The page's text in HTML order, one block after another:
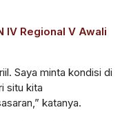
IV Regional V Awali
riil. Saya minta kondisi di
situ kita
,” katanya.